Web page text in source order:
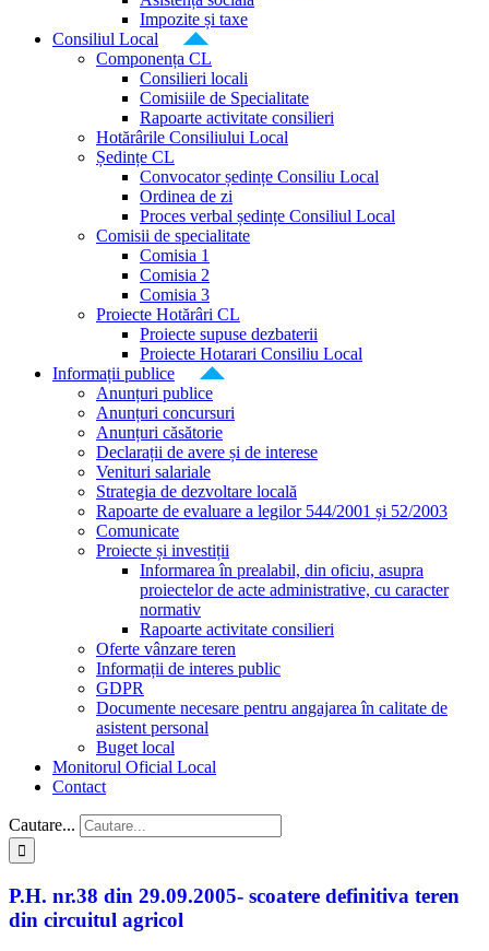
Impozite și taxe
Consiliul Local
Componența CL
Consilieri locali
Comisiile de Specialitate
Rapoarte activitate consilieri
Hotărârile Consiliului Local
Ședințe CL
Convocator ședințe Consiliu Local
Ordinea de zi
Proces verbal ședințe Consiliul Local
Comisii de specialitate
Comisia 1
Comisia 2
Comisia 3
Proiecte Hotărâri CL
Proiecte supuse dezbaterii
Proiecte Hotarari Consiliu Local
Informații publice
Anunțuri publice
Anunțuri concursuri
Anunțuri căsătorie
Declarații de avere și de interese
Venituri salariale
Strategia de dezvoltare locală
Rapoarte de evaluare a legilor 544/2001 și 52/2003
Comunicate
Proiecte și investiții
Informarea în prealabil, din oficiu, asupra
proiectelor de acte administrative, cu caracter
normativ
Rapoarte activitate consilieri
Oferte vânzare teren
Informații de interes public
GDPR
Documente necesare pentru angajarea în calitate de
asistent personal
Buget local
Monitorul Oficial Local
Contact
Cautare...
P.H. nr.38 din 29.09.2005- scoatere definitiva teren
din circuitul agricol